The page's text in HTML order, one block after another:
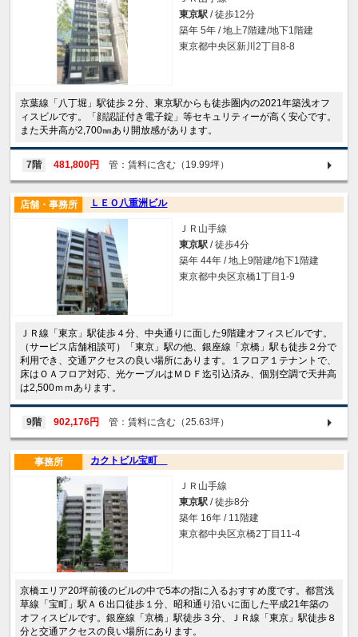
東京駅 / 徒歩12分
築年 5年 / 地上7階建/地下1階建
東京都中央区新川2丁目8-8
京葉線「八丁堀」駅徒歩２分、東京駅からも徒歩圏内の2021年築浅オフ
ィスビルです。「顔認証付き電子錠」等セキュリティーが高く安心です。
また天井高が2,700㎜あり開放感があります。
7階 481,800円 管：賃料に含む（19.99坪）
ＬＥＯ八重洲ビル
店舗・事務所
ＪＲ山手線
東京駅 / 徒歩4分
築年 44年 / 地上9階建/地下1階建
東京都中央区京橋1丁目1-9
ＪＲ線「東京」駅徒歩４分、中央通りに面した9階建オフィスビルです。
（サービス店舗相談可）「東京」駅の他、銀座線「京橋」駅も徒歩２分で
利用でき、交通アクセスの良い場所にあります。１フロア１テナントで、
床はＯＡフロア対応、光ケーブルはＭＤＦ迄引込済み、個別空調で天井高
は2,500ｍｍあります。
9階 902,176円 管：賃料に含む（25.63坪）
カクトビル宝町
事務所
ＪＲ山手線
東京駅 / 徒歩8分
築年 16年 / 11階建
東京都中央区京橋2丁目11-4
京橋エリア20坪前後のビルの中で5本の指に入るおすすめ度です。都営浅
草線「宝町」駅Ａ６出口徒歩１分、昭和通り沿いに面した平成21年築の
オフィスビルです。銀座線「京橋」駅徒歩３分、ＪＲ線「東京」駅徒歩８
分と交通アクセスの良い場所にあります。